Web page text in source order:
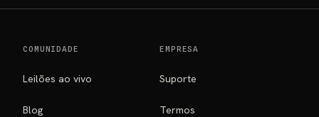
COMUNIDADE
Leilões ao vivo
Blog
EMPRESA
Suporte
Termos